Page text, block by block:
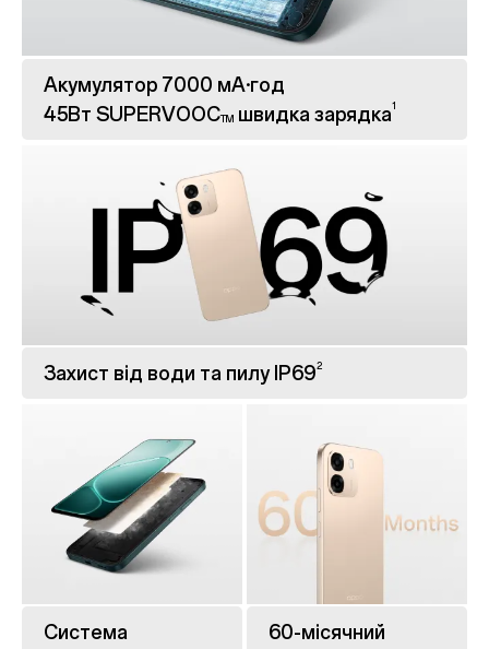
Акумулятор 7000 мА·год
45Вт SUPERVOOCTMшвидка зарядка1
Захист від води та пилу IP692
Система
60-місячний